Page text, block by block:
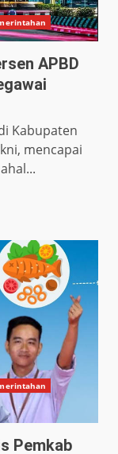
APBD
Kabupaten
mencapai
Pemkab